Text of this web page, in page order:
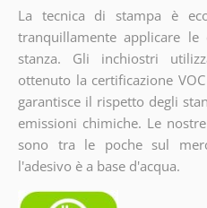
La tecnica di stampa è
tranquillamente applicare
stanza. Gli inchiostri
ottenuto la certificazione VOC
garantisce il rispetto degli
emissioni chimiche. Le
sono tra le poche sul
l'adesivo è a base d'acqua.